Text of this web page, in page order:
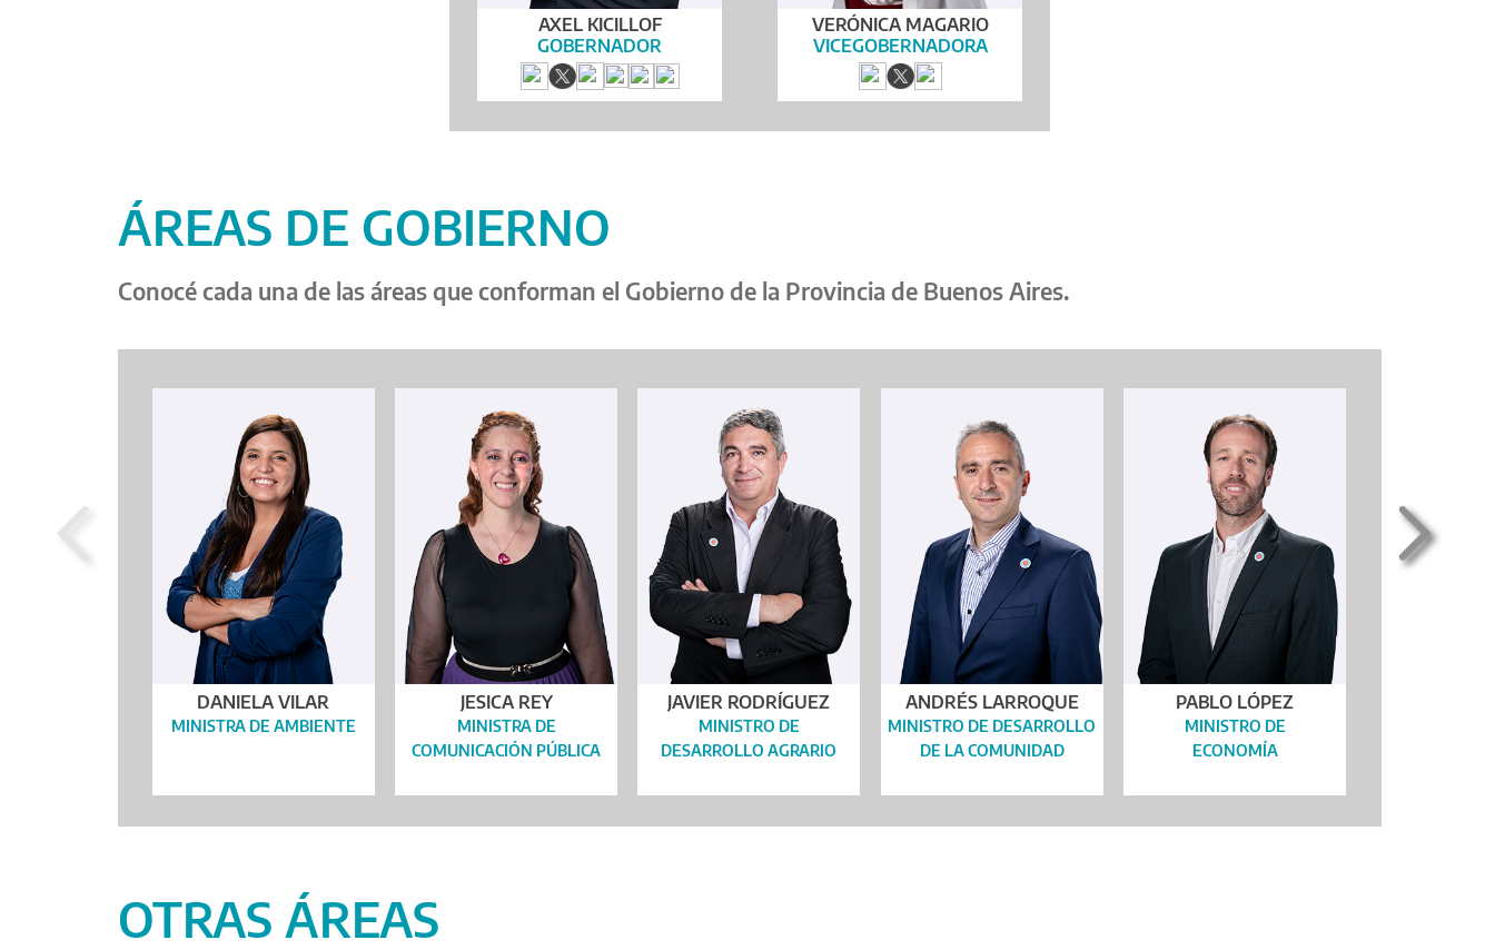
AXEL KICILLOF
GOBERNADOR
VERÓNICA MAGARIO
VICEGOBERNADORA
ÁREAS DE GOBIERNO
Conocé cada una de las áreas que conforman el Gobierno de la Provincia de Buenos Aires.
DANIELA VILAR
MINISTRA DE AMBIENTE
JESICA REY
MINISTRA DE
COMUNICACIÓN PÚBLICA
JAVIER RODRÍGUEZ
MINISTRO DE
DESARROLLO AGRARIO
ANDRÉS LARROQUE
MINISTRO DE DESARROLLO
DE LA COMUNIDAD
PABLO LÓPEZ
MINISTRO DE
ECONOMÍA
OTRAS ÁREAS